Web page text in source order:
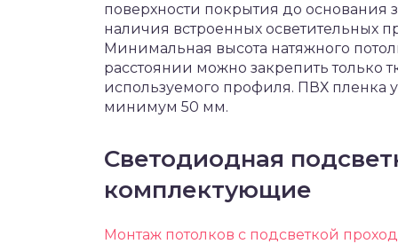
поверхности покрытия до основания
наличия встроенных
Минимальная высота натяжного
расстоянии можно закрепить только
используемого профиля. ПВХ пленка
минимум 50 мм.
Светодиодная
комплектующие
Монтаж потолков с подсветкой